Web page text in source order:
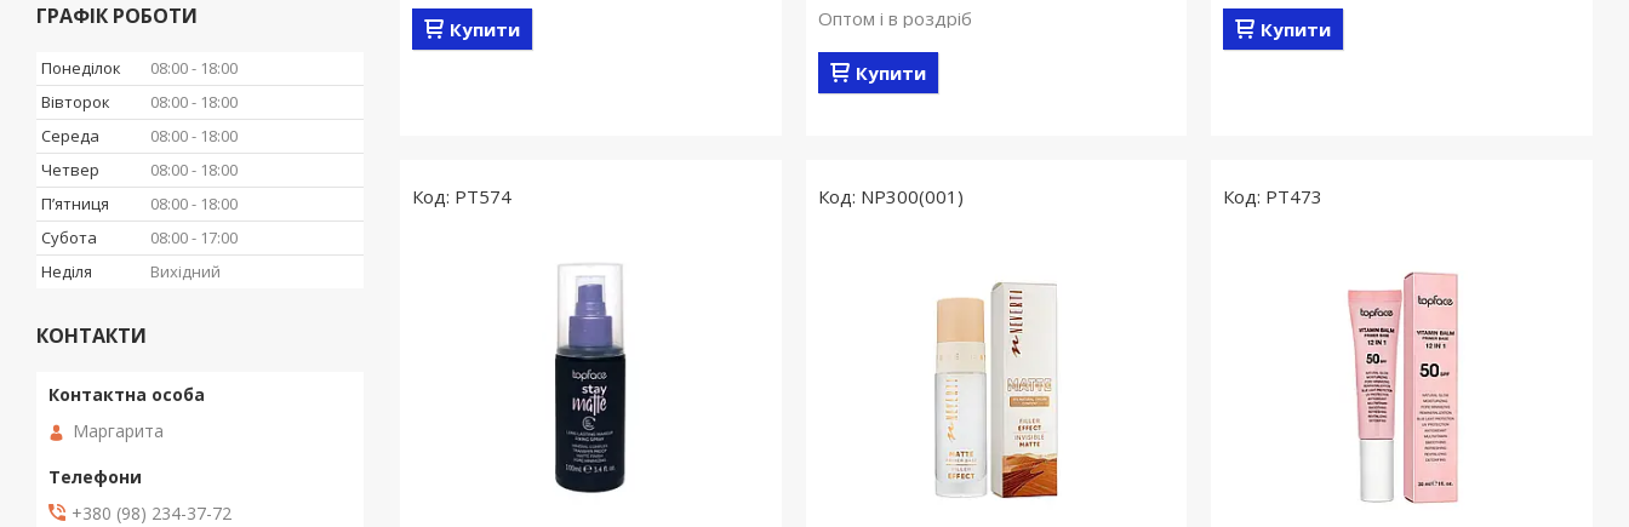
Купити Оптом і в роздріб
Купити
Купити
PT574 NP300(001) PT473
ГРАФІК РОБОТИ
Понеділок 08:00
18:00
Вівторок
08:00
18:00
Середа
08:00
18:00
Четвер
08:00
18:00
Пʼятниця
08:00
18:00
Субота
08:00
17:00
Неділя
Вихідний
КОНТАКТИ
Маргарита
+380 (98) 234-37-72